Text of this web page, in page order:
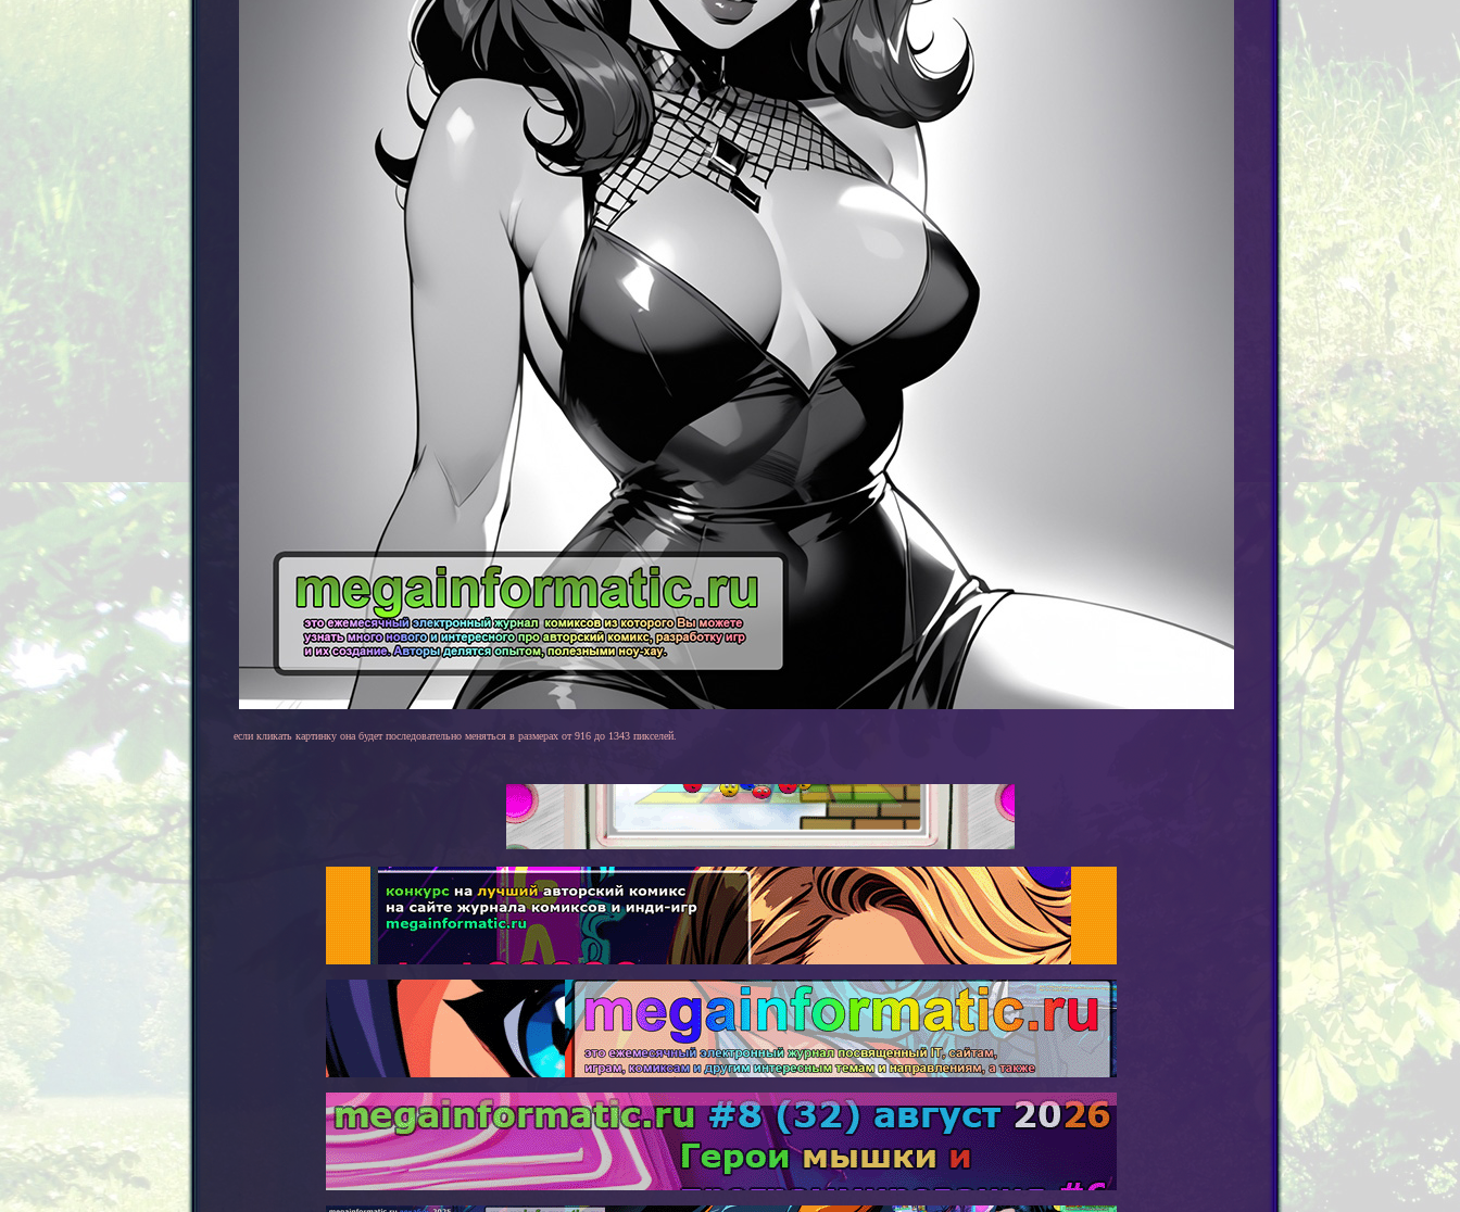
если кликать картинку она будет последовательно меняться в размерах от 916 до 1343 пикселей.